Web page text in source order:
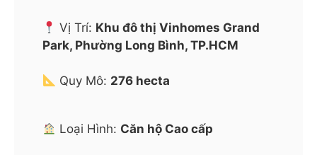
Vị Trí: Khu đô thị Vinhomes Grand
Park, Phường Long Bình, TP.HCM
Quy Mô: 276 hecta
Loại Hình: Căn hộ Cao cấp